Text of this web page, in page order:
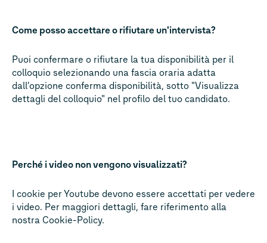
Come posso accettare o rifiutare un'intervista?
Puoi confermare o rifiutare la tua disponibilità per il
colloquio selezionando una fascia oraria adatta
dall'opzione conferma disponibilità, sotto "Visualizza
dettagli del colloquio" nel profilo del tuo candidato.
Perché i video non vengono visualizzati?
I cookie per Youtube devono essere accettati per vedere
i video. Per maggiori dettagli, fare riferimento alla
nostra Cookie-Policy.